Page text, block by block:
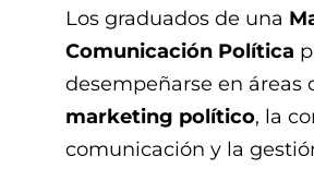
Los graduados de una
Comunicación Política
desempeñarse en áreas
marketing político, la
comunicación y la